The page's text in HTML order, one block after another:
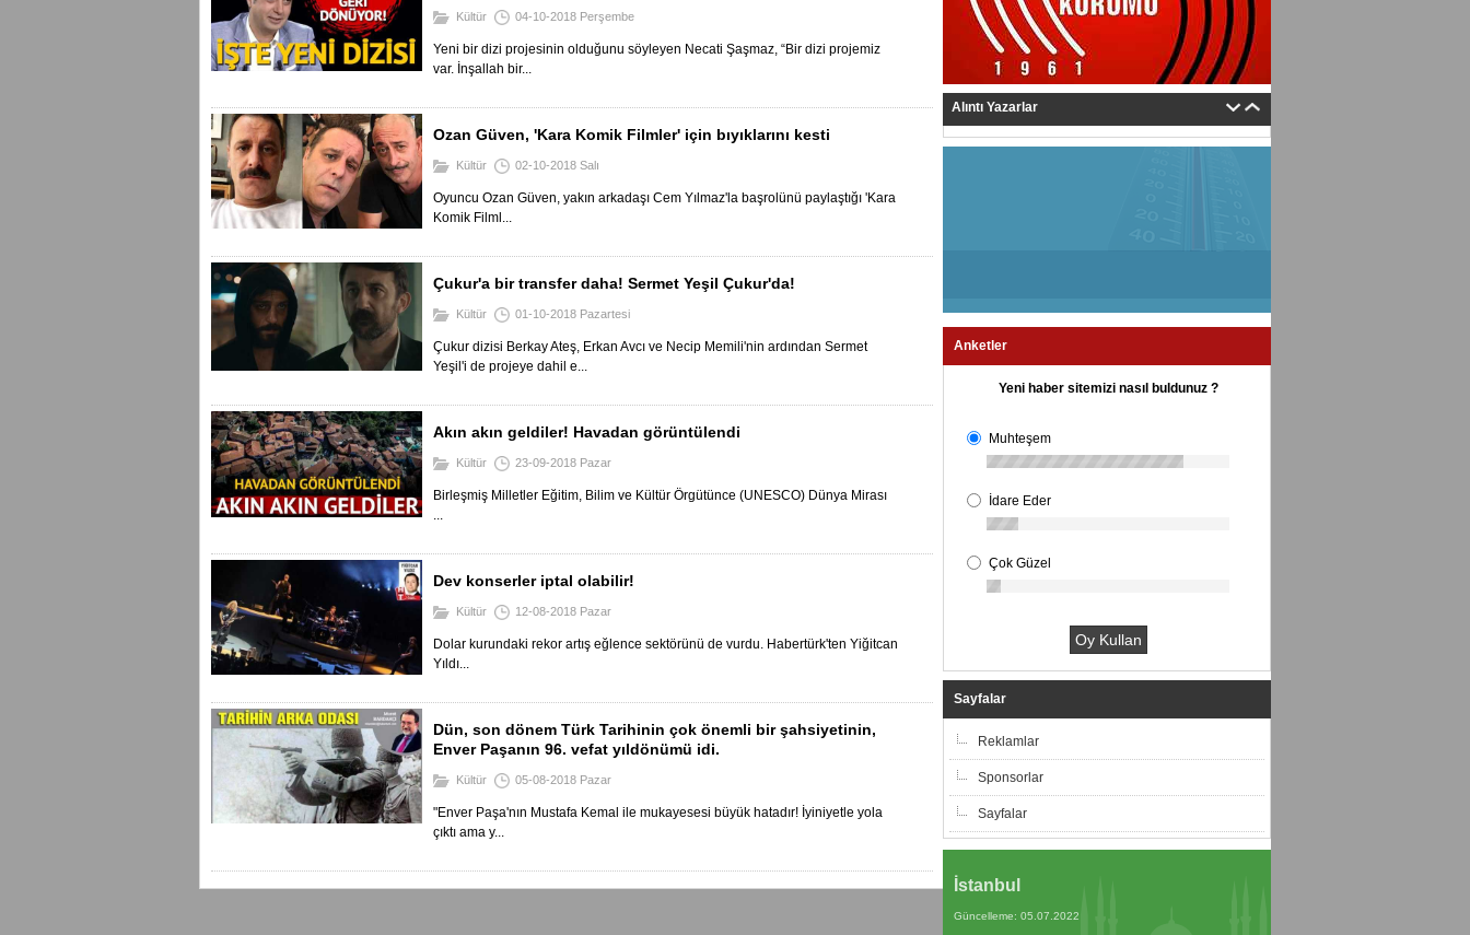
Kültür 04-10-2018 Perşembe
Yeni bir dizi projesinin olduğunu söyleyen Necati Şaşmaz, “Bir dizi projemiz
var. İnşallah bir...
Ozan Güven, 'Kara Komik Filmler' için bıyıklarını kesti
Kültür 02-10-2018 Salı
Oyuncu Ozan Güven, yakın arkadaşı Cem Yılmaz'la başrolünü paylaştığı 'Kara
Komik Filml...
Çukur'a bir transfer daha! Sermet Yeşil Çukur'da!
Kültür 01-10-2018 Pazartesi
Çukur dizisi Berkay Ateş, Erkan Avcı ve Necip Memili'nin ardından Sermet
Yeşil'i de projeye dahil e...
Akın akın geldiler! Havadan görüntülendi
Kültür 23-09-2018 Pazar
Birleşmiş Milletler Eğitim, Bilim ve Kültür Örgütünce (UNESCO) Dünya Mirası
...
Dev konserler iptal olabilir!
Kültür 12-08-2018 Pazar
Dolar kurundaki rekor artış eğlence sektörünü de vurdu. Habertürk'ten Yiğitcan
Yıldı...
Dün, son dönem Türk Tarihinin çok önemli bir şahsiyetinin,
Enver Paşanın 96. vefat yıldönümü idi.
Kültür 05-08-2018 Pazar
"Enver Paşa'nın Mustafa Kemal ile mukayesesi büyük hatadır! İyiniyetle yola
çıktı ama y...
Alıntı Yazarlar
Anketler
Yeni haber sitemizi nasıl buldunuz ?
Muhteşem
İdare Eder
Çok Güzel
Sayfalar
Reklamlar
Sponsorlar
Sayfalar
İstanbul
Güncelleme: 05.07.2022